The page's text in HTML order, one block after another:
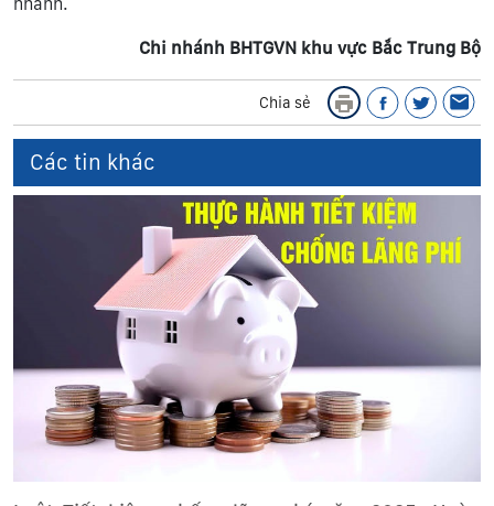
nhánh.
Chi nhánh BHTGVN khu vực Bắc Trung Bộ
Chia sẻ
Các tin khác